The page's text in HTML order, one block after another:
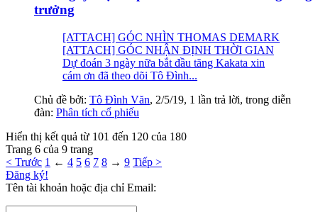
trưởng
[ATTACH] GÓC NHÌN THOMAS DEMARK
[ATTACH] GÓC NHẬN ĐỊNH THỜI GIAN
Dự đoán 3 ngày nữa bắt đầu tăng Kakata xin
cám ơn đã theo dõi Tô Đình...
Chủ đề bởi: Tô Đình Văn, 2/5/19, 1 lần trả lời, trong diễn
đàn: Phân tích cổ phiếu
Hiển thị kết quả từ 101 đến 120 của 180
Trang 6 của 9 trang
< Trước 1 ← 4 5 6 7 8 → 9 Tiếp >
Đăng ký!
Tên tài khoản hoặc địa chỉ Email: